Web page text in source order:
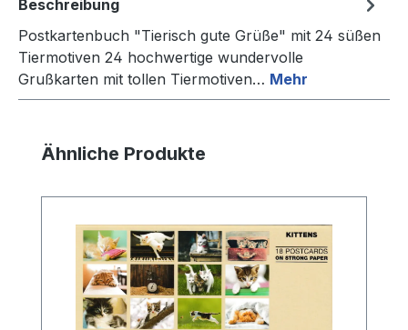
Beschreibung
Postkartenbuch "Tierisch gute Grüße" mit 24 süßen
Tiermotiven 24 hochwertige wundervolle
Grußkarten mit tollen Tiermotiven… Mehr
Produktgalerie überspringen
Ähnliche Produkte